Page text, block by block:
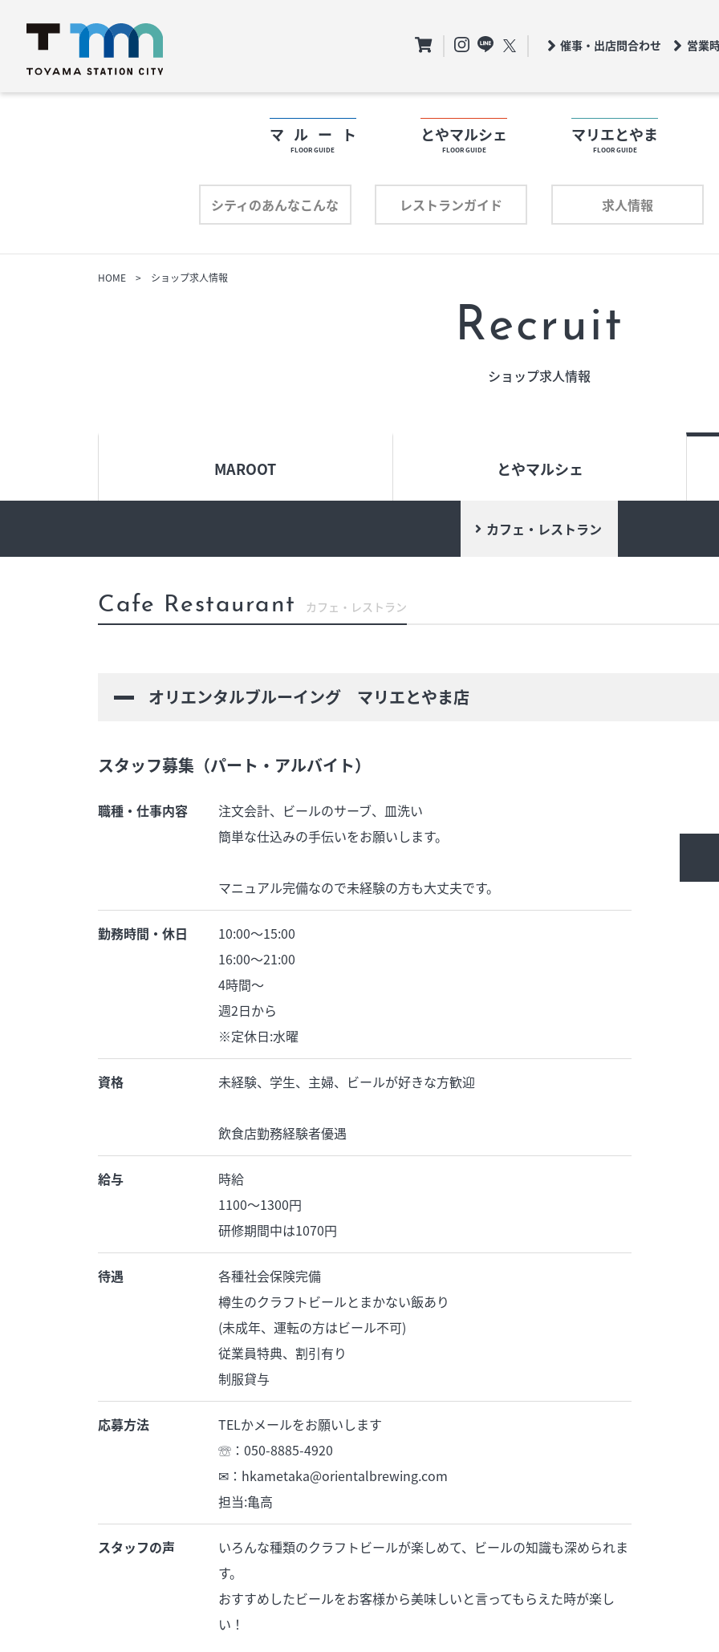
催事・出店問合わせ 営業
マルート
FLOOR GUIDE
とやマルシェ
FLOOR GUIDE
マリエとやま
FLOOR GUIDE
シティのあんなこんな レストランガイド 求人情報
フロアガイド フロアガイド
レストランガイド
HOME ショップ求人情報
Recruit
ショップ求人情報
MAROOT とやマルシェ
カフェ・レストラン
Cafe Restaurant カフェ・レストラン
オリエンタルブルーイング マリエとやま店
スタッフ募集（パート・アルバイト）
職種・仕事内容
注文会計、ビールのサーブ、皿洗い
簡単な仕込みの手伝いをお願いします。
マニュアル完備なので未経験の方も大丈夫です。
勤務時間・休日
10:00〜15:00
16:00〜21:00
4時間〜
週2日から
※定休日:水曜
資格 未経験、学生、主婦、ビールが好きな方歓迎
飲食店勤務経験者優遇
給与
時給
1100〜1300円
研修期間中は1070円
待遇
各種社会保険完備
樽生のクラフトビールとまかない飯あり
(未成年、運転の方はビール不可)
従業員特典、割引有り
制服貸与
応募方法
TELかメールをお願いします
☏：050-8885-4920
✉：hkametaka@orientalbrewing.com
担当:亀高
スタッフの声
いろんな種類のクラフトビールが楽しめて、ビールの知識も深められま
す。
おすすめしたビールをお客様から美味しいと言ってもらえた時が楽し
い！